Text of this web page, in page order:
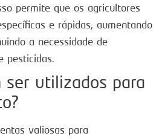
permite que os agricultores
e rápidas, aumentando
a necessidade de
pesticidas.
ser utilizados para
valiosas para